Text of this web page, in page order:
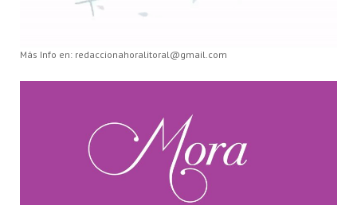
Más Info en: redaccionahoralitoral@gmail.com